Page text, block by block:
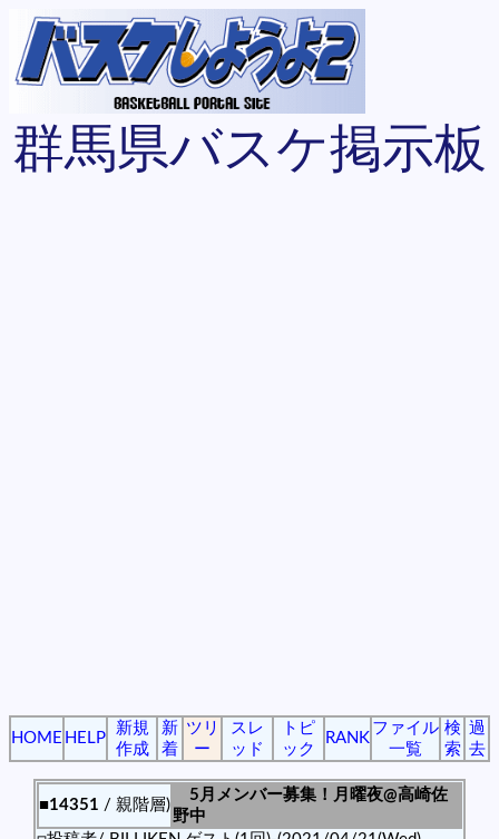
群馬県バスケ掲示板
HOME HELP
新規
作成
新
着
ツリ
ー
スレ
ッド
トピ
ック
RANK
ファイル
一覧
検
索
過
去
■14351 / 親階層)
5月メンバー募集！月曜夜@高崎佐
野中